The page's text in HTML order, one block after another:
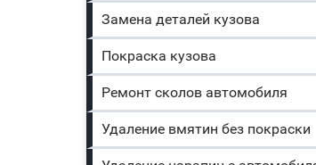
Замена деталей кузова
Покраска кузова
Ремонт сколов автомобиля
Удаление вмятин без покраски